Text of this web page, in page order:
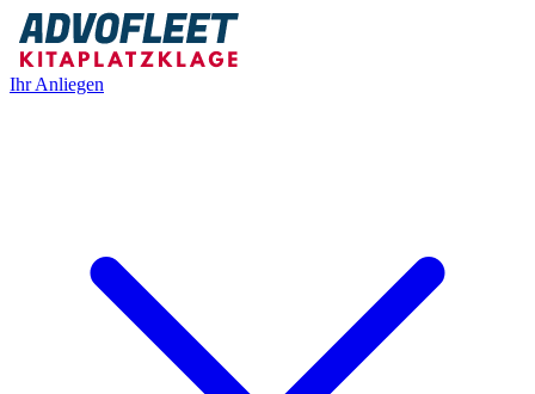
Ihr Anliegen